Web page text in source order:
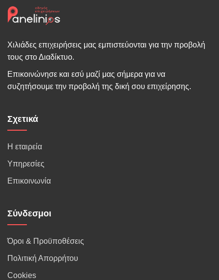
Χιλιάδες επιχειρήσεις μας εμπιστεύονται για την προβολή
τους στο Διαδίκτυο.
Επικοινώνησε και εσύ μαζί μας σήμερα για να
συζητήσουμε την προβολή της δική σου επιχείρησης.
Σχετικά
Η εταιρεία
Υπηρεσίες
Επικοινωνία
Σύνδεσμοι
Όροι & Προϋποθέσεις
Πολιτική Απορρήτου
Cookies